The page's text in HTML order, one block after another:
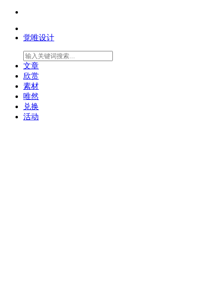
觉唯设计
文章
欣赏
素材
唯然
兑换
活动